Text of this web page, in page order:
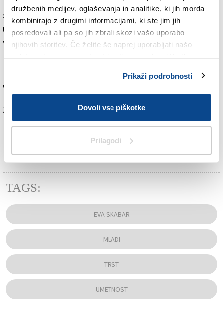
družbenih medijev, oglaševanja in analitike, ki jih morda
kombinirajo z drugimi informacijami, ki ste jim jih
posredovali ali pa so jih zbrali skozi vašo uporabo
njihovih storitev. Če želite še naprej uporabljati našo
Prikaži podrobnosti
Dovoli vse piškotke
Prilagodi
»Lahko bi bili povsod, pa smo tukaj,« je med
uresničevanjem murala vzgojiteljici dejalo dekle. Prav
v tem je smisel projekta: ustvariti alternativo
Več v nedeljskem Primorskem dnevniku.
Za branje in pisanje komentarjevje potrebna prijava
TAGS:
EVA SKABAR
MLADI
TRST
UMETNOST